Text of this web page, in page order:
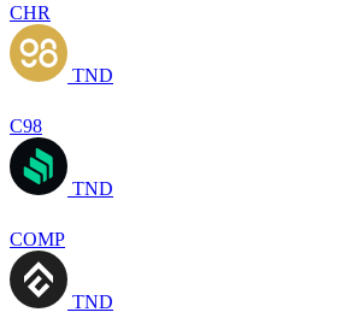
CHR
TND
C98
TND
COMP
TND